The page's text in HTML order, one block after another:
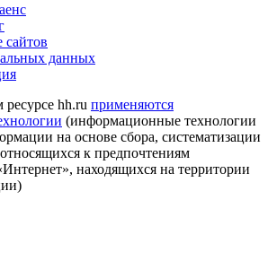
сайтов
данных
hh.ru применяются
(информационные технологии
на основе сбора, систематизации
к предпочтениям
находящихся на территории